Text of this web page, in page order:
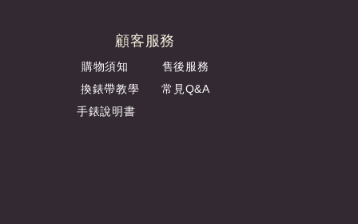
顧客服務
購物須知 售後服務
換錶帶教學常見Q&A
手錶說明書